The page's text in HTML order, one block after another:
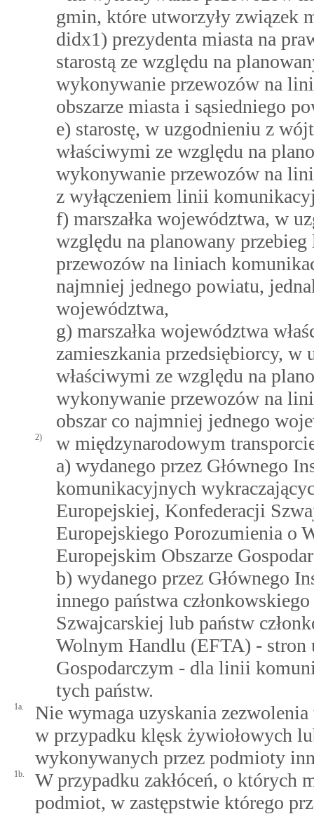
gmin, które utworzyły związek
didx1) prezydenta miasta na
starostą ze względu na
wykonywanie przewozów na
obszarze miasta i sąsiedniego
e) starostę, w uzgodnieniu z
właściwymi ze względu na
wykonywanie przewozów na
z wyłączeniem linii
f) marszałka województwa, w
względu na planowany
przewozów na liniach
najmniej jednego powiatu,
województwa,
g) marszałka województwa
zamieszkania przedsiębiorcy, w
właściwymi ze względu na
wykonywanie przewozów na
obszar co najmniej jednego
2)
w międzynarodowym
a) wydanego przez Głównego
komunikacyjnych
Europejskiej, Konfederacji
Europejskiego Porozumienia o
Europejskim Obszarze
b) wydanego przez Głównego
innego państwa
Szwajcarskiej lub państw
Wolnym Handlu (EFTA) - stron
Gospodarczym - dla linii
tych państw.
1a.
Nie wymaga uzyskania
w przypadku klęsk żywiołowych
wykonywanych przez podmioty
1b.
W przypadku zakłóceń, o których
podmiot, w zastępstwie którego